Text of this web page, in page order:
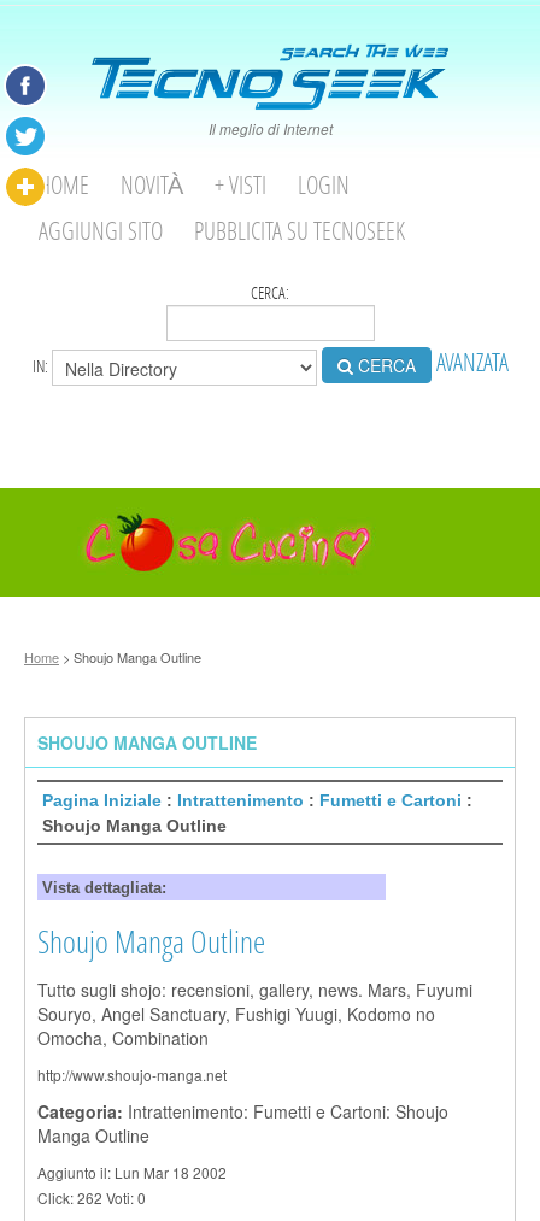
Il meglio di Internet
HOME NOVITÀ + VISTI
LOGIN
AGGIUNGI SITO
PUBBLICITA SU TECNOSEEK
CERCA:
IN: CERCA AVANZATA
Home > Shoujo Manga Outline
SHOUJO MANGA OUTLINE
Pagina Iniziale : Intrattenimento : Fumetti e Cartoni :
Shoujo Manga Outline
Vista dettagliata:
Shoujo Manga Outline
Tutto sugli shojo: recensioni, gallery, news. Mars, Fuyumi
Souryo, Angel Sanctuary, Fushigi Yuugi, Kodomo no
Omocha, Combination
http://www.shoujo-manga.net
Categoria: Intrattenimento: Fumetti e Cartoni: Shoujo
Manga Outline
Aggiunto il: Lun Mar 18 2002
Click: 262 Voti: 0